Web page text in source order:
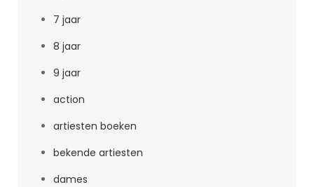
7 jaar
8 jaar
9 jaar
action
artiesten boeken
bekende artiesten
dames